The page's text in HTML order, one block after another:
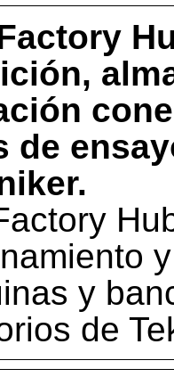
de
y
de